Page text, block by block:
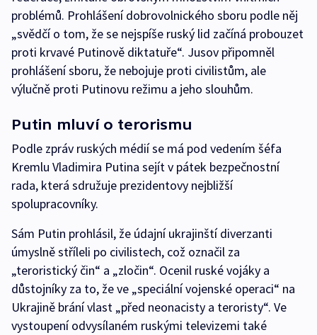
problémů. Prohlášení dobrovolnického sboru podle něj
„svědčí o tom, že se nejspíše ruský lid začíná probouzet
proti krvavé Putinově diktatuře“. Jusov připomněl
prohlášení sboru, že nebojuje proti civilistům, ale
výlučně proti Putinovu režimu a jeho slouhům.
Putin mluví o terorismu
Podle zpráv ruských médií se má pod vedením šéfa
Kremlu Vladimira Putina sejít v pátek bezpečnostní
rada, která sdružuje prezidentovy nejbližší
spolupracovníky.
Sám Putin prohlásil, že údajní ukrajinští diverzanti
úmyslně stříleli po civilistech, což označil za
„teroristický čin“ a „zločin“. Ocenil ruské vojáky a
důstojníky za to, že ve „speciální vojenské operaci“ na
Ukrajině brání vlast „před neonacisty a teroristy“. Ve
vystoupení odvysílaném ruskými televizemi také